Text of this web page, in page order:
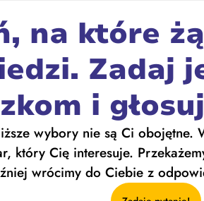
na które
Zadaj
i
wybory nie są Ci obojętne.
który Cię interesuje.
wrócimy do Ciebie z